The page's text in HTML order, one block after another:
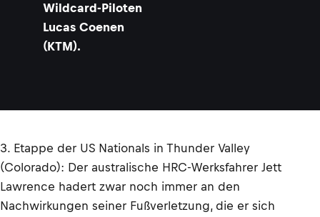
Wildcard-Piloten
Lucas Coenen
(KTM).
3. Etappe der US Nationals in Thunder Valley
(Colorado): Der australische HRC-Werksfahrer Jett
Lawrence hadert zwar noch immer an den
Nachwirkungen seiner Fußverletzung, die er sich